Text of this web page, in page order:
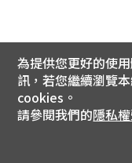
為提供您更好的使
訊，若您繼續瀏覽
cookies。
請參閱我們的隱私